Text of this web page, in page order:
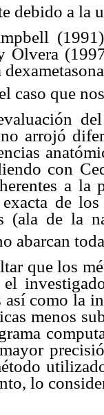
debido a la
Olvera
caso que
arrojó
con
a la
de
(ala de la
abarcan
que los
como la
menos
lo